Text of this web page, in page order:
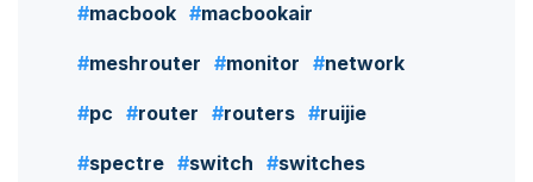
macbook macbookair
meshrouter monitor network
pc router routers ruijie
spectre switch switches